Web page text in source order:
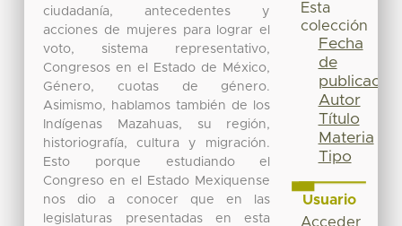
ciudadanía, antecedentes y
acciones de mujeres para lograr el
voto, sistema representativo,
Congresos en el Estado de México,
Género, cuotas de género.
Asimismo, hablamos también de los
Indígenas Mazahuas, su región,
historiografía, cultura y migración.
Esto porque estudiando el
Congreso en el Estado Mexiquense
nos dio a conocer que en las
legislaturas presentadas en esta
Esta
colección
Fecha
de
publicación
Autor
Título
Materia
Tipo
Usuario
Acceder